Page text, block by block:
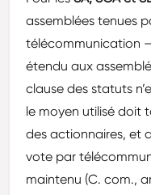
assemblées tenues
télécommunication
étendu aux
clause des statuts
le moyen utilisé doit
des actionnaires, et
vote par
maintenu (C. com.,